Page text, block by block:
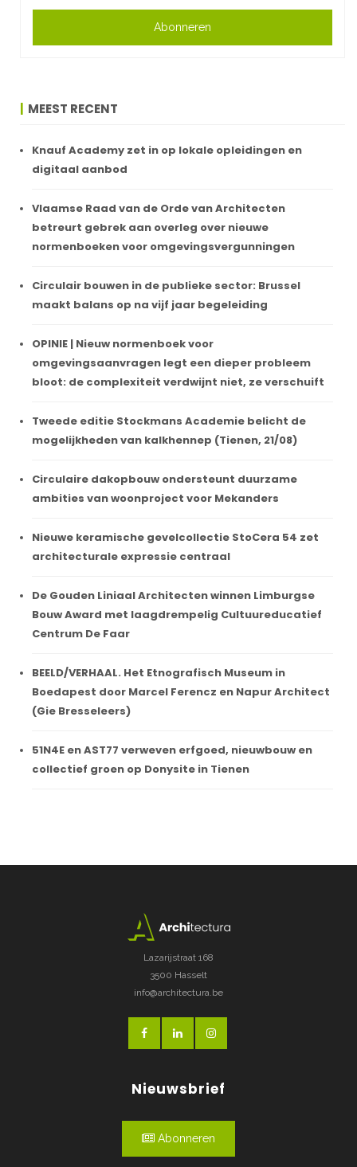
Abonneren
MEEST RECENT
Knauf Academy zet in op lokale opleidingen en
digitaal aanbod
Vlaamse Raad van de Orde van Architecten
betreurt gebrek aan overleg over nieuwe
normenboeken voor omgevingsvergunningen
Circulair bouwen in de publieke sector: Brussel
maakt balans op na vijf jaar begeleiding
OPINIE | Nieuw normenboek voor
omgevingsaanvragen legt een dieper probleem
bloot: de complexiteit verdwijnt niet, ze verschuift
Tweede editie Stockmans Academie belicht de
mogelijkheden van kalkhennep (Tienen, 21/08)
Circulaire dakopbouw ondersteunt duurzame
ambities van woonproject voor Mekanders
Nieuwe keramische gevelcollectie StoCera 54 zet
architecturale expressie centraal
De Gouden Liniaal Architecten winnen Limburgse
Bouw Award met laagdrempelig Cultuureducatief
Centrum De Faar
BEELD/VERHAAL. Het Etnografisch Museum in
Boedapest door Marcel Ferencz en Napur Architect
(Gie Bresseleers)
51N4E en AST77 verweven erfgoed, nieuwbouw en
collectief groen op Donysite in Tienen
Lazarijstraat 168
3500 Hasselt
info@architectura.be
Nieuwsbrief
Abonneren